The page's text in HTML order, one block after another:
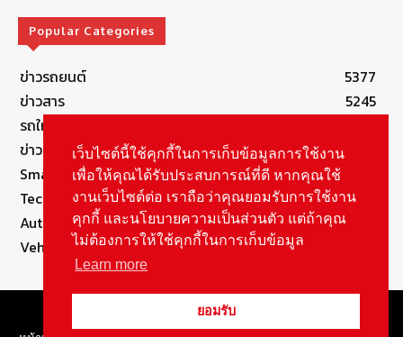
Popular Categories
ข่าวรถยนต์
5377
ข่าวสาร
5245
รถใหม่
ข่าวประชาสัมพันธ์
Smart Life
Technology
Autolife Lifestyle
Vehicle
© Copyright 2021, All Rights Reserved Autolifethailand
เว็บไซต์นี้ใช้คุกกี้ในการเก็บข้อมูลการใช้งาน
เพื่อให้คุณได้รับประสบการณ์ที่ดี หากคุณใช้
งานเว็บไซต์ต่อ เราถือว่าคุณยอมรับการใช้งาน
คุกกี้ และนโยบายความเป็นส่วนตัว แต่ถ้าคุณ
ไม่ต้องการให้ใช้คุกกี้ในการเก็บข้อมูล
Learn more
ยอมรับ